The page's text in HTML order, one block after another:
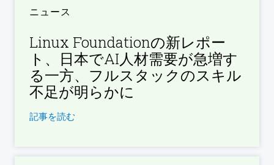
ニュース
Linux Foundationの新レポー
ト、日本でAI人材需要が急増す
る一方、フルスタックのスキル
不足が明らかに
記事を読む